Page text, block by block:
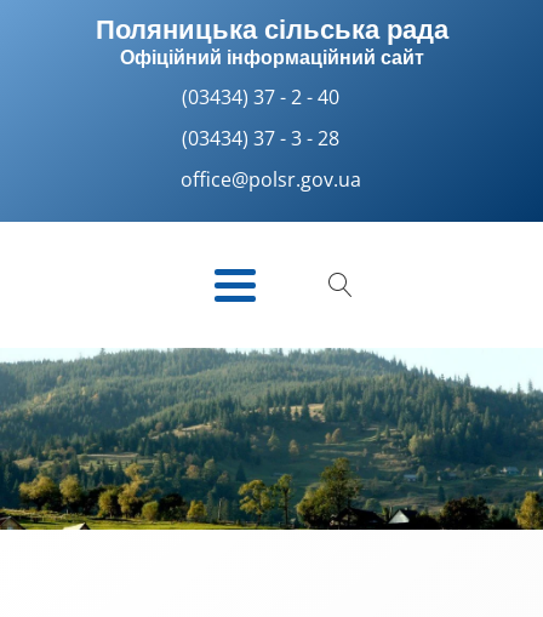
Поляницька сільська рада
Офіційний інформаційний сайт
(03434) 37 - 2 - 40
(03434) 37 - 3 - 28
office@polsr.gov.ua